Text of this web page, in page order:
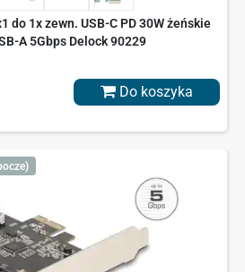
do 1x zewn. USB-C PD 30W żeńskie
A 5Gbps Delock 90229
Do koszyka